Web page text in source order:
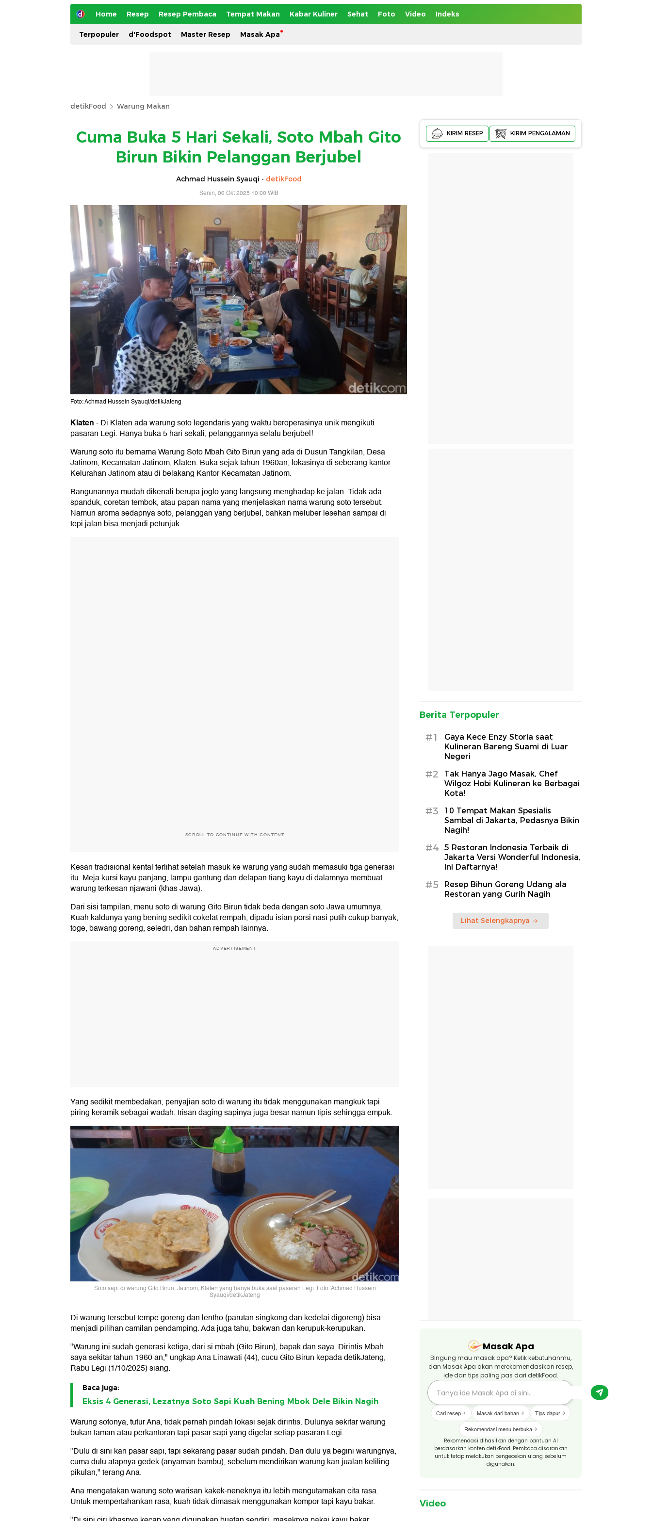
Home Resep Resep Pembaca Tempat Makan Kabar Kuliner Sehat Foto Video Indeks
Terpopuler d'Foodspot Master Resep Masak Apa
detikFood Warung Makan
Cuma Buka 5 Hari Sekali, Soto Mbah Gito
Birun Bikin Pelanggan Berjubel
Achmad Hussein Syauqi - detikFood
Senin, 06 Okt 2025 10:00 WIB
Foto: Achmad Hussein Syauqi/detikJateng
Klaten-Di Klaten ada warung soto legendaris yang waktu beroperasinya unik mengikuti
pasaran Legi. Hanya buka 5 hari sekali, pelanggannya selalu berjubel!
Warung soto itu bernama Warung Soto Mbah Gito Birun yang ada di Dusun Tangkilan, Desa
Jatinom, Kecamatan Jatinom, Klaten. Buka sejak tahun 1960an, lokasinya di seberang kantor
Kelurahan Jatinom atau di belakang Kantor Kecamatan Jatinom.
Bangunannya mudah dikenali berupa joglo yang langsung menghadap ke jalan. Tidak ada
spanduk, coretan tembok, atau papan nama yang menjelaskan nama warung soto tersebut.
Namun aroma sedapnya soto, pelanggan yang berjubel, bahkan meluber lesehan sampai di
tepi jalan bisa menjadi petunjuk.
SCROLL TO CONTINUE WITH CONTENT
Kesan tradisional kental terlihat setelah masuk ke warung yang sudah memasuki tiga generasi
itu. Meja kursi kayu panjang, lampu gantung dan delapan tiang kayu di dalamnya membuat
warung terkesan njawani (khas Jawa).
Dari sisi tampilan, menu soto di warung Gito Birun tidak beda dengan soto Jawa umumnya.
Kuah kaldunya yang bening sedikit cokelat rempah, dipadu isian porsi nasi putih cukup banyak,
toge, bawang goreng, seledri, dan bahan rempah lainnya.
ADVERTISEMENT
Yang sedikit membedakan, penyajian soto di warung itu tidak menggunakan mangkuk tapi
piring keramik sebagai wadah. Irisan daging sapinya juga besar namun tipis sehingga empuk.
Soto sapi di warung Gito Birun, Jatinom, Klaten yang hanya buka saat pasaran Legi. Foto: Achmad Hussein
Syauqi/detikJateng
Di warung tersebut tempe goreng dan lentho (parutan singkong dan kedelai digoreng) bisa
menjadi pilihan camilan pendamping. Ada juga tahu, bakwan dan kerupuk-kerupukan.
"Warung ini sudah generasi ketiga, dari si mbah (Gito Birun), bapak dan saya. Dirintis Mbah
saya sekitar tahun 1960 an," ungkap Ana Linawati (44), cucu Gito Birun kepada detikJateng,
Rabu Legi (1/10/2025) siang.
Baca juga:
Eksis 4 Generasi, Lezatnya Soto Sapi Kuah Bening Mbok Dele Bikin Nagih
Warung sotonya, tutur Ana, tidak pernah pindah lokasi sejak dirintis. Dulunya sekitar warung
bukan taman atau perkantoran tapi pasar sapi yang digelar setiap pasaran Legi.
"Dulu di sini kan pasar sapi, tapi sekarang pasar sudah pindah. Dari dulu ya begini warungnya,
cuma dulu atapnya gedek (anyaman bambu), sebelum mendirikan warung kan jualan keliling
pikulan," terang Ana.
Ana mengatakan warung soto warisan kakek-neneknya itu lebih mengutamakan cita rasa.
Untuk mempertahankan rasa, kuah tidak dimasak menggunakan kompor tapi kayu bakar.
KIRIM RESEP KIRIM PENGALAMAN
Berita Terpopuler
#1
Gaya Kece Enzy Storia saat
Kulineran Bareng Suami di Luar
Negeri
#2
Tak Hanya Jago Masak, Chef
Wilgoz Hobi Kulineran ke Berbagai
Kota!
#3
10 Tempat Makan Spesialis
Sambal di Jakarta, Pedasnya Bikin
Nagih!
#4
5 Restoran Indonesia Terbaik di
Jakarta Versi Wonderful Indonesia,
Ini Daftarnya!
#5
Resep Bihun Goreng Udang ala
Restoran yang Gurih Nagih
Lihat Selengkapnya
Masak Apa
Bingung mau masak apa? Ketik kebutuhanmu,
dan Masak Apa akan merekomendasikan resep,
ide dan tips paling pas dari detikFood.
Cari resep Masak dari bahan Tips dapur
Rekomendasi menu berbuka
Rekomendasi dihasilkan dengan bantuan AI
berdasarkan konten detikFood. Pembaca disarankan
untuk tetap melakukan pengecekan ulang sebelum
digunakan.
Video